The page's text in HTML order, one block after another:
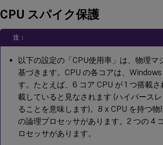
CPU スパイク保護
注：
以下の設定の「CPU使用率」は、物理
基づきます。CPU の各コアは、
す。たとえば、6 コア CPU が 1 つ搭載
載していると見なされます (ハイパース
ることを意味します)。8 x CPU を持つ
の論理プロセッサがあります。2 つの 4
ロセッサがあります。